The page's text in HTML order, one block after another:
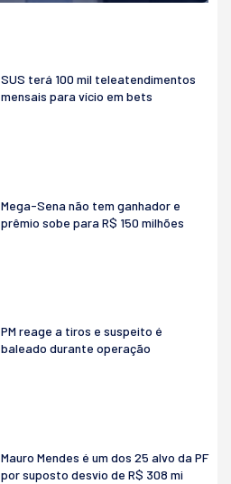
SUS terá 100 mil teleatendimentos
mensais para vício em bets
Mega-Sena não tem ganhador e
prêmio sobe para R$ 150 milhões
PM reage a tiros e suspeito é
baleado durante operação
Mauro Mendes é um dos 25 alvo da PF
por suposto desvio de R$ 308 mi